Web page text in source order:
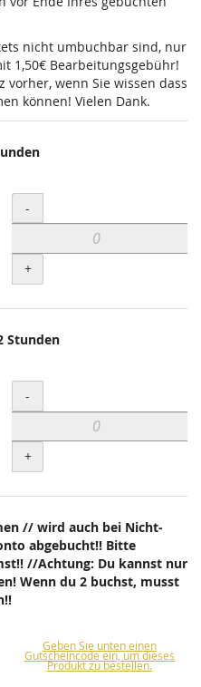
nicht umbuchbar sind, nur
1,50€ Bearbeitungsgebühr!
wenn Sie wissen dass
können! Vielen Dank.
Menge
-
+
Stunden
Menge
-
+
// wird auch bei Nicht-
abgebucht!! Bitte
//Achtung: Du kannst nur
Wenn du 2 buchst, musst
Geben Sie unten einen
Gutscheincode ein, um dieses
Produkt zu bestellen.